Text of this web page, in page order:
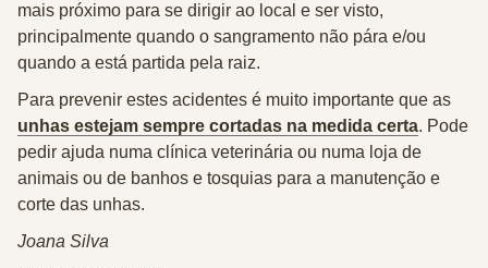
mais próximo para se dirigir ao local e ser visto,
principalmente quando o sangramento não pára e/ou
quando a está partida pela raiz.
Para prevenir estes acidentes é muito importante que as
unhas estejam sempre cortadas na medida certa. Pode
pedir ajuda numa clínica veterinária ou numa loja de
animais ou de banhos e tosquias para a manutenção e
corte das unhas.
Joana Silva